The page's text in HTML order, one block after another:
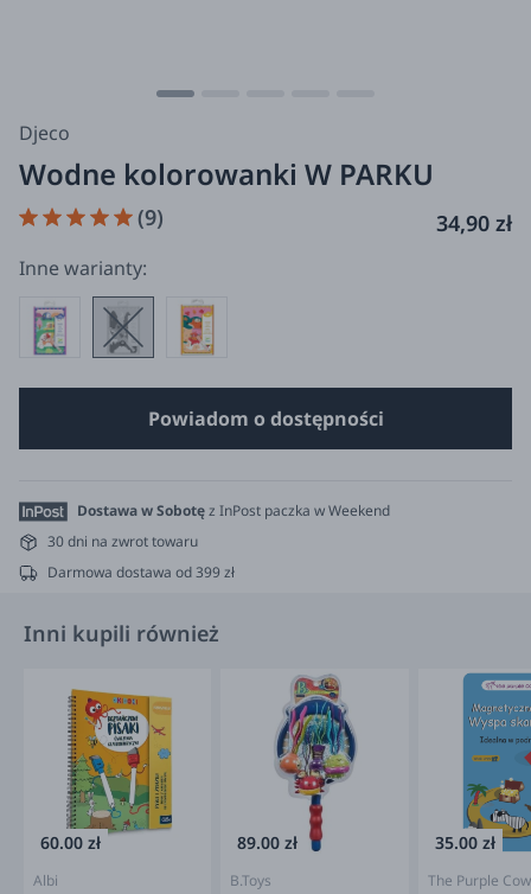
Djeco
Wodne kolorowanki W PARKU
(9) 34,90 zł
Inne warianty:
Powiadom o dostępności
Dostawa w Sobotęz InPost paczka w Weekend
30 dni na zwrot towaru
Darmowa dostawa od 399 zł
Inni kupili również
60.00 zł
Albi
89.00 zł
B.Toys
35.00 zł
The Purple Cow